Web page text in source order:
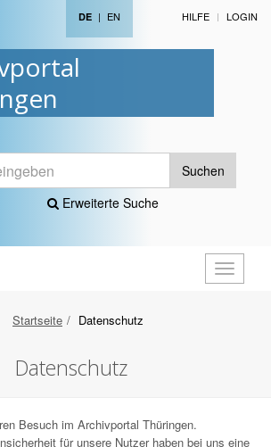
DE | EN HILFE LOGIN
Suchen
Erweiterte Suche
öffnen
Startseite Datenschutz
Datenschutz
Besuch im Archivportal Thüringen.
für unsere Nutzer haben bei uns eine